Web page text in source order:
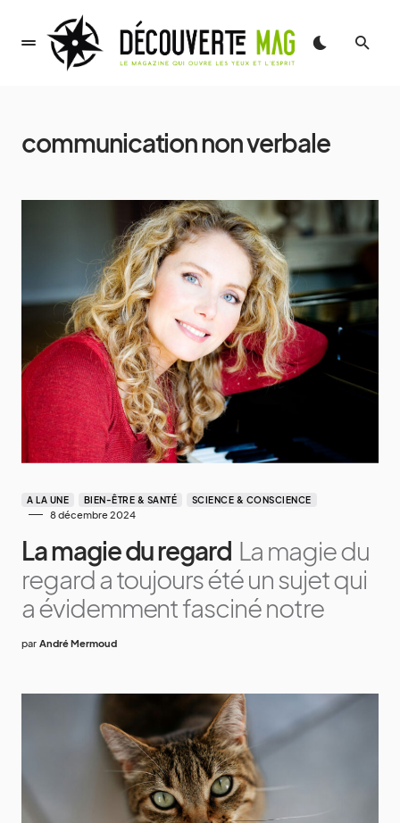
communication non verbale
A LA UNE BIEN-ÊTRE & SANTÉ SCIENCE & CONSCIENCE
8 décembre 2024
La magie du regard La magie du
regard a toujours été un sujet qui
a évidemment fasciné notre
par André Mermoud